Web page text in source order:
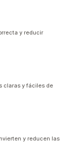
y reducir
claras y fáciles de
y reducen las